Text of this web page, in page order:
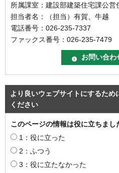
所属課室：建設部建築住宅課公営
担当者名：（担当）有賀、牛越
電話番号：026-235-7337
ファックス番号：026-235-7479
より良いウェブサイトにするた
ください
このページの情報は役に立ちまし
1：役に立った
2：ふつう
3：役に立たなかった